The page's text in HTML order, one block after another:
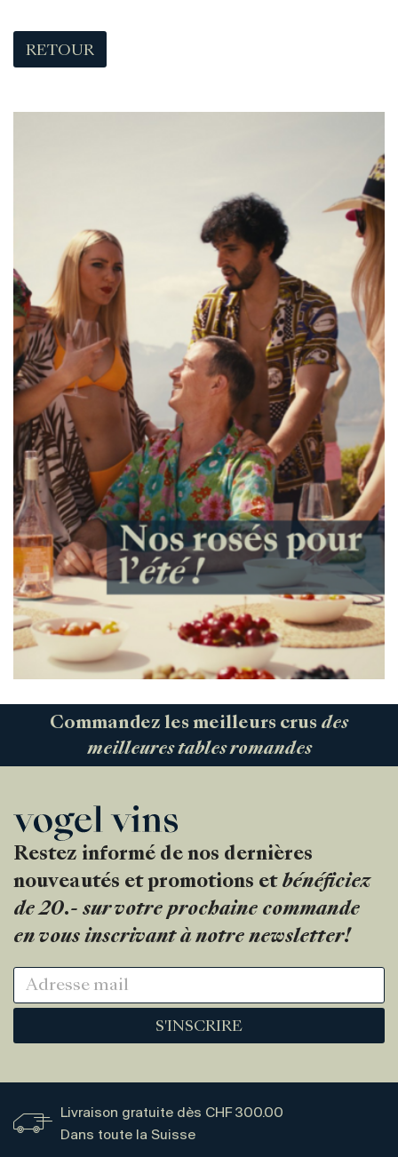
RETOUR
Commandez les meilleurs crus des
meilleures tables romandes
Restez informé de nos dernières
nouveautés et promotions et bénéficiez
de 20.- sur votre prochaine commande
en vous inscrivant à notre newsletter!
S'INSCRIRE
Livraison gratuite dès CHF 300.00
Dans toute la Suisse